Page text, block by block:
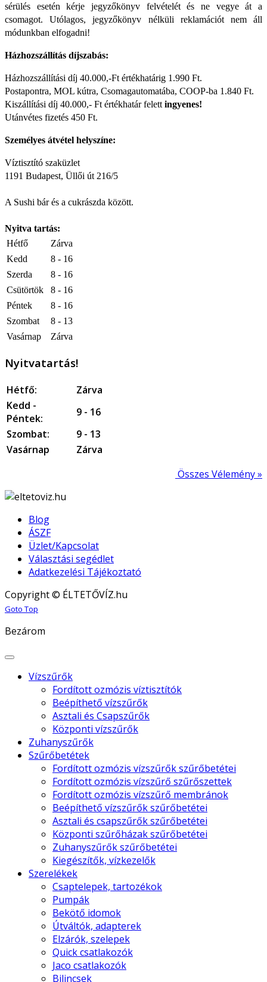
sérülés esetén kérje jegyzőkönyv felvételét és ne vegye át a
csomagot. Utólagos, jegyzőkönyv nélküli reklamációt nem áll
módunkban elfogadni!
Házhozszállítás díjszabás:
Házhozszállítási díj 40.000,-Ft értékhatárig 1.990 Ft.
Postapontra, MOL kútra, Csomagautomatába, COOP-ba 1.840 Ft.
Kiszállítási díj 40.000,- Ft értékhatár felett ingyenes!
Utánvétes fizetés 450 Ft.
Személyes átvétel helyszíne:
Víztisztító szaküzlet
1191 Budapest, Üllői út 216/5
A Sushi bár és a cukrászda között.
Nyitva tartás:
Hétfő
Zárva
Kedd
8 - 16
Szerda
8 - 16
Csütörtök
8 - 16
Péntek
8 - 16
Szombat
8 - 13
Vasárnap
Zárva
Nyitvatartás!
Hétfő:
Zárva
Kedd -
Péntek:
9 - 16
Szombat:
9 - 13
Vasárnap
Zárva
Összes Vélemény »
Blog
ÁSZF
Üzlet/Kapcsolat
Választási segédlet
Adatkezelési Tájékoztató
Copyright © ÉLTETŐVÍZ.hu
Joomla! 3 Templates
Goto Top
Bezárom
Vízszűrők
Fordított ozmózis víztisztítók
Beépíthető vízszűrők
Asztali és Csapszűrők
Központi vízszűrők
Zuhanyszűrők
Szűrőbetétek
Fordított ozmózis vízszűrők szűrőbetétei
Fordított ozmózis vízszűrő szűrőszettek
Fordított ozmózis vízszűrő membránok
Beépíthető vízszűrők szűrőbetétei
Asztali és csapszűrők szűrőbetétei
Központi szűrőházak szűrőbetétei
Zuhanyszűrők szűrőbetétei
Kiegészítők, vízkezelők
Szerelékek
Csaptelepek, tartozékok
Pumpák
Bekötő idomok
Útváltók, adapterek
Elzárók, szelepek
Quick csatlakozók
Jaco csatlakozók
Bilincsek